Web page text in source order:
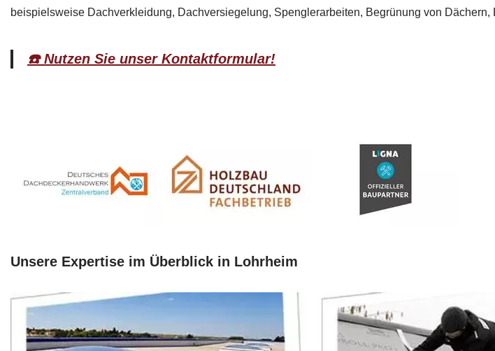
beispielsweise Dachverkleidung, Dachversiegelung, Spenglerarbeiten, Begrünung von
☎️ Nutzen Sie unser Kontaktformular!
Unsere Expertise im Überblick in Lohrheim